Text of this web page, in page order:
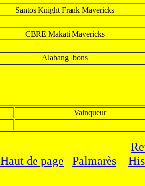
Santos Knight Frank Mavericks
CBRE Makati Mavericks
Alabang Ibons
Vainqueur
Haut de page
Palmarès